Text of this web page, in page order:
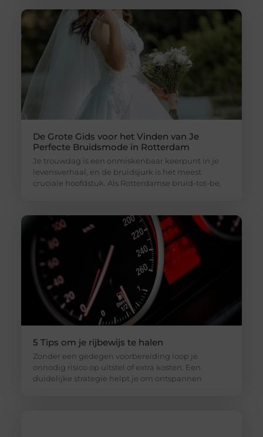
De Grote Gids voor het Vinden van Je
Perfecte Bruidsmode in Rotterdam
Je trouwdag is een onmiskenbaar keerpunt in je
levensverhaal, en de bruidsjurk is het meest
cruciale hoofdstuk. Als Rotterdamse bruid-tot-be,
5 Tips om je rijbewijs te halen
Zonder een gedegen voorbereiding loop je
onnodig risico op uitstel of extra kosten. Een
duidelijke strategie helpt je om ontspannen